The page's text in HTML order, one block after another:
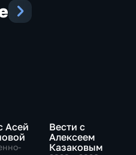
Асей
Вести с
Алексеем
Казаковым